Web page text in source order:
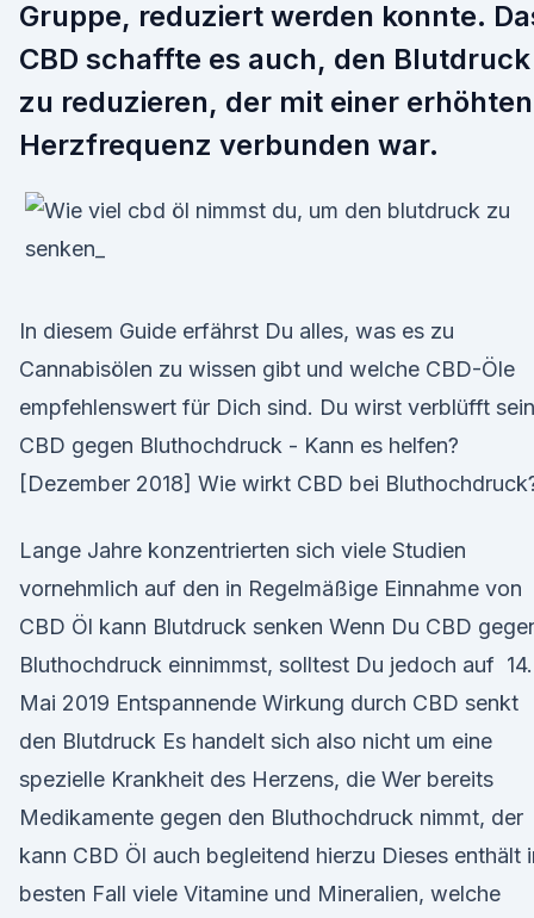
Gruppe, reduziert werden konnte.
CBD schaffte es auch, den Blutdruck
zu reduzieren, der mit einer erhöhten
Herzfrequenz verbunden war.
In diesem Guide erfährst Du alles, was es zu
Cannabisölen zu wissen gibt und welche CBD-Öle
empfehlenswert für Dich sind. Du wirst verblüfft
CBD gegen Bluthochdruck - Kann es helfen?
[Dezember 2018] Wie wirkt CBD bei
Lange Jahre konzentrierten sich viele Studien
vornehmlich auf den in Regelmäßige Einnahme von
CBD Öl kann Blutdruck senken Wenn Du CBD
Bluthochdruck einnimmst, solltest Du jedoch auf 14.
Mai 2019 Entspannende Wirkung durch CBD senkt
den Blutdruck Es handelt sich also nicht um eine
spezielle Krankheit des Herzens, die Wer bereits
Medikamente gegen den Bluthochdruck nimmt, der
kann CBD Öl auch begleitend hierzu Dieses enthält
besten Fall viele Vitamine und Mineralien, welche